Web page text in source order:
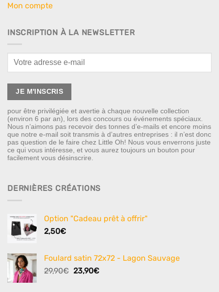
Mon compte
INSCRIPTION À LA NEWSLETTER
pour être privilégiée et avertie à chaque nouvelle collection
(environ 6 par an), lors des concours ou événements spéciaux.
Nous n’aimons pas recevoir des tonnes d’e-mails et encore moins
que notre e-mail soit transmis à d’autres entreprises : il n’est donc
pas question de le faire chez Little Oh! Nous vous enverrons juste
ce qui vous intéresse, et vous aurez toujours un bouton pour
facilement vous désinscrire.
DERNIÈRES CRÉATIONS
Option "Cadeau prêt à offrir"
2,50€
Foulard satin 72x72 - Lagon Sauvage
29,90€ Le
23,90€Le